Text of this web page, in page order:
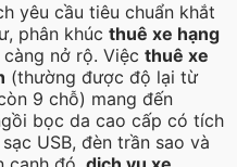
yêu cầu tiêu chuẩn khắt
phân khúc thuê xe hạng
nở rộ. Việc thuê xe
(thường được độ lại từ
9 chỗ) mang đến
bọc da cao cấp có tích
USB, đèn trần sao và